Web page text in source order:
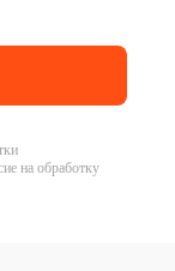
на обработку